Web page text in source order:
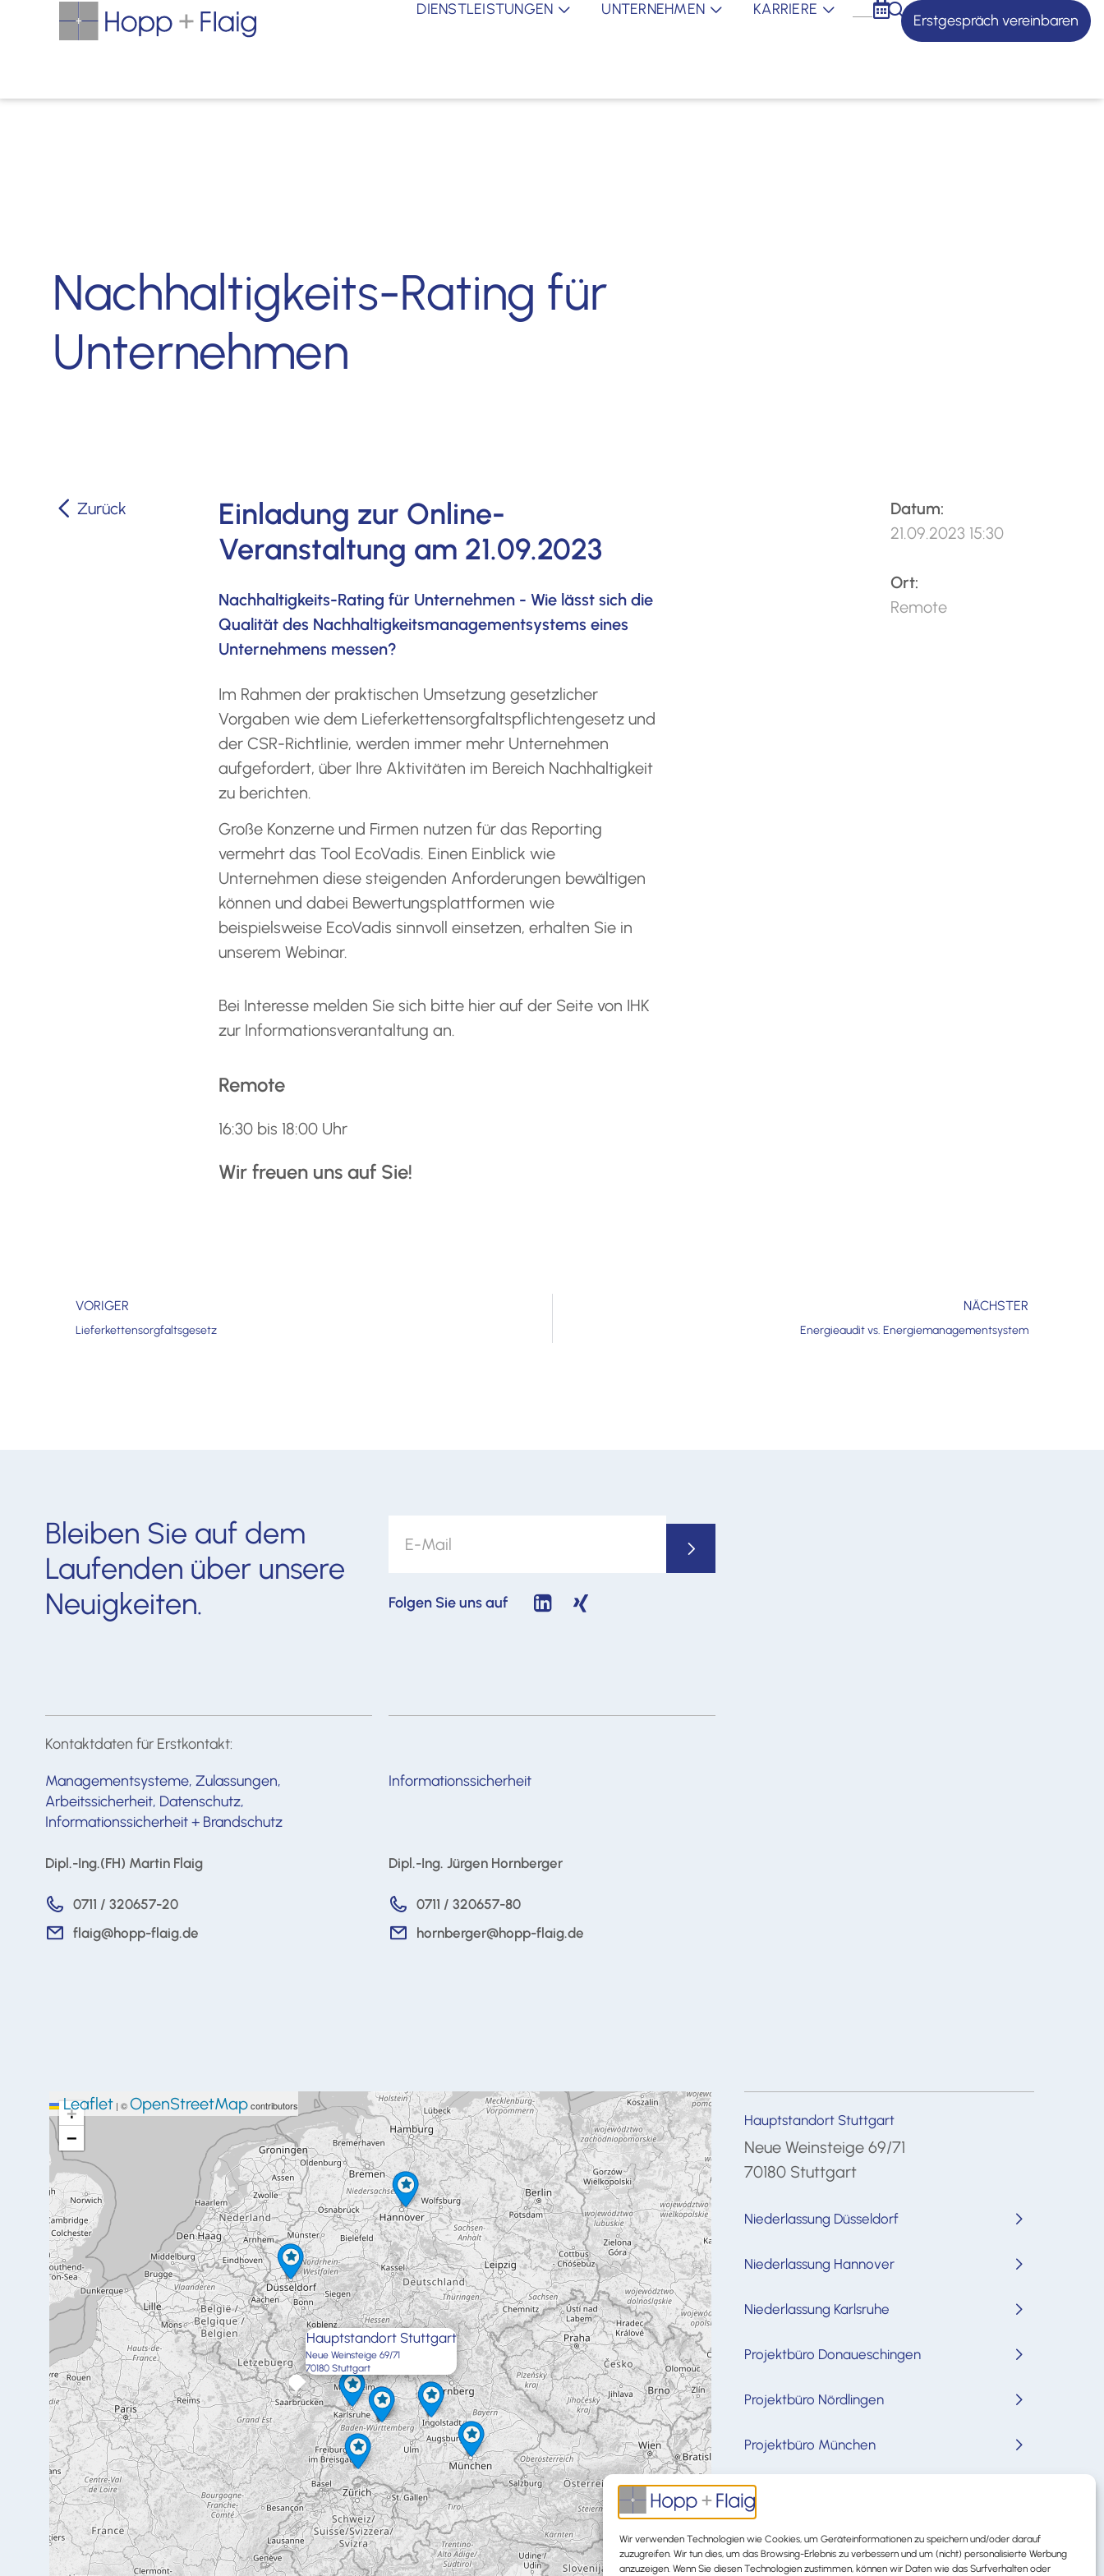
Wir verwenden Technologien wie Cookies, um Geräteinformationen zu speichern und/oder darauf
zuzugreifen. Wir tun dies, um das Browsing-Erlebnis zu verbessern und um (nicht) personalisierte Werbung
anzuzeigen. Wenn Sie diesen Technologien zustimmen, können wir Daten wie das Surfverhalten oder
DIENSTLEISTUNGEN UNTERNEHMEN KARRIERE
Erstgespräch vereinbaren
Nachhaltigkeits-Rating für
Unternehmen
Zurück
Einladung zur Online-
Veranstaltung am 21.09.2023
Nachhaltigkeits-Rating für Unternehmen - Wie lässt sich die
Qualität des Nachhaltigkeitsmanagementsystems eines
Unternehmens messen?
Im Rahmen der praktischen Umsetzung gesetzlicher
Vorgaben wie dem Lieferkettensorgfaltspflichtengesetz und
der CSR-Richtlinie, werden immer mehr Unternehmen
aufgefordert, über Ihre Aktivitäten im Bereich Nachhaltigkeit
zu berichten.
Große Konzerne und Firmen nutzen für das Reporting
vermehrt das Tool EcoVadis. Einen Einblick wie
Unternehmen diese steigenden Anforderungen bewältigen
können und dabei Bewertungsplattformen wie
beispielsweise EcoVadis sinnvoll einsetzen, erhalten Sie in
unserem Webinar.
Bei Interesse melden Sie sich bitte hier auf der Seite von IHK
zur Informationsverantaltung an.
Remote
16:30 bis 18:00 Uhr
Wir freuen uns auf Sie!
Datum:
21.09.2023 15:30
Ort:
Remote
VORIGER
Lieferkettensorgfaltsgesetz
NÄCHSTER
Energieaudit vs. Energiemanagementsystem
Bleiben Sie auf dem
Laufenden über unsere
Neuigkeiten.
Folgen Sie uns auf
Kontaktdaten für Erstkontakt:
Managementsysteme, Zulassungen,
Arbeitssicherheit, Datenschutz,
Informationssicherheit + Brandschutz
Dipl.-Ing.(FH) Martin Flaig
0711 / 320657-20
flaig@hopp-flaig.de
Informationssicherheit
Dipl.-Ing. Jürgen Hornberger
0711 / 320657-80
hornberger@hopp-flaig.de
Hauptstandort Stuttgart
Neue Weinsteige 69/71
70180 Stuttgart
×
+
−
Leaflet | ©OpenStreetMapcontributors
Hauptstandort Stuttgart
Neue Weinsteige 69/71
70180 Stuttgart
Niederlassung Düsseldorf
Niederlassung Hannover
Niederlassung Karlsruhe
Projektbüro Donaueschingen
Projektbüro Nördlingen
Projektbüro München